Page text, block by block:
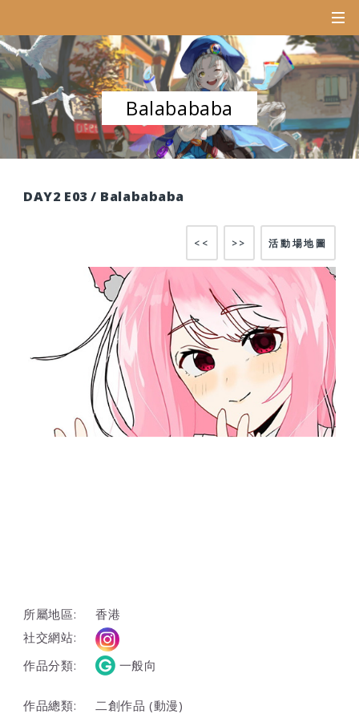
Balabababa
DAY2 E03 / Balabababa
活動場地圖
>>
<<
所屬地區:
香港
社交網站:
作品分類:
一般向
作品總類: 二創作品 (動漫)